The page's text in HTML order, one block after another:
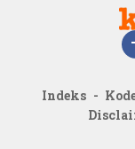
Indeks